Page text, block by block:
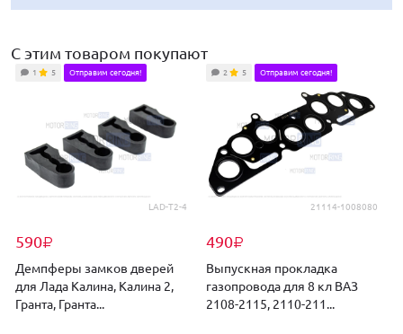
С этим товаром покупают
LAD-T2-4
590₽
1 5 Отправим сегодня!
Демпферы замков дверей
для Лада Калина, Калина 2,
Гранта, Гранта...
21114-1008080
490₽
2 5 Отправим сегодня!
Выпускная прокладка
газопровода для 8 кл ВАЗ
2108-2115, 2110-211...